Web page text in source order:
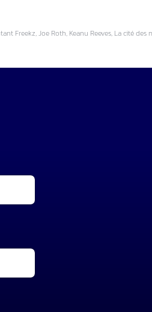
Freekz, Joe Roth, Keanu Reeves, La cité des